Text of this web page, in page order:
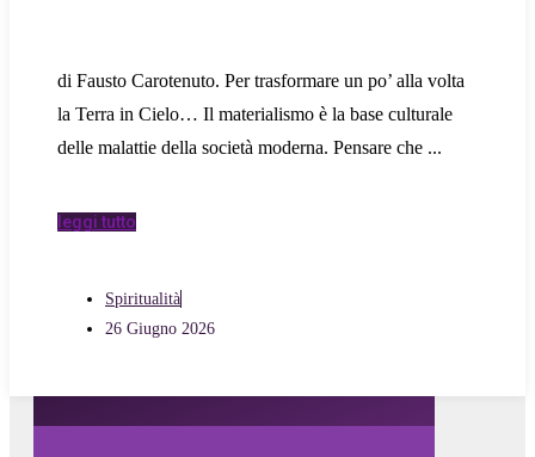
di Fausto Carotenuto. Per trasformare un po’ alla volta
la Terra in Cielo… Il materialismo è la base culturale
delle malattie della società moderna. Pensare che
leggi tutto
Spiritualità
26 Giugno 2026